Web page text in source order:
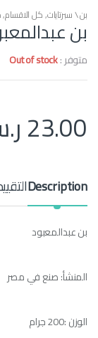
بن \ سبرتايات,كل الاقسام,
بن
متوفر :Out of stock
23.00
Description
بن عبدالمعبود
المنشأ: صنع في مصر
الوزن :200 جرام